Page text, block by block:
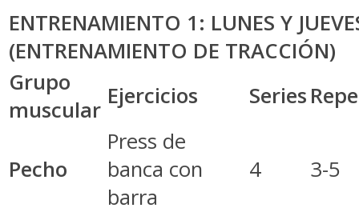
ENTRENAMIENTO 1: LUNES Y
(ENTRENAMIENTO DE TRACCIÓN)
Grupo
muscular
Ejercicios Series
Pecho
Press de
banca con
barra
4 3-5